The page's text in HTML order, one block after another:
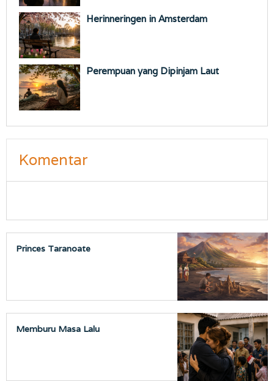
Herinneringen in Amsterdam
Perempuan yang Dipinjam Laut
Komentar
Princes Taranoate
Memburu Masa Lalu